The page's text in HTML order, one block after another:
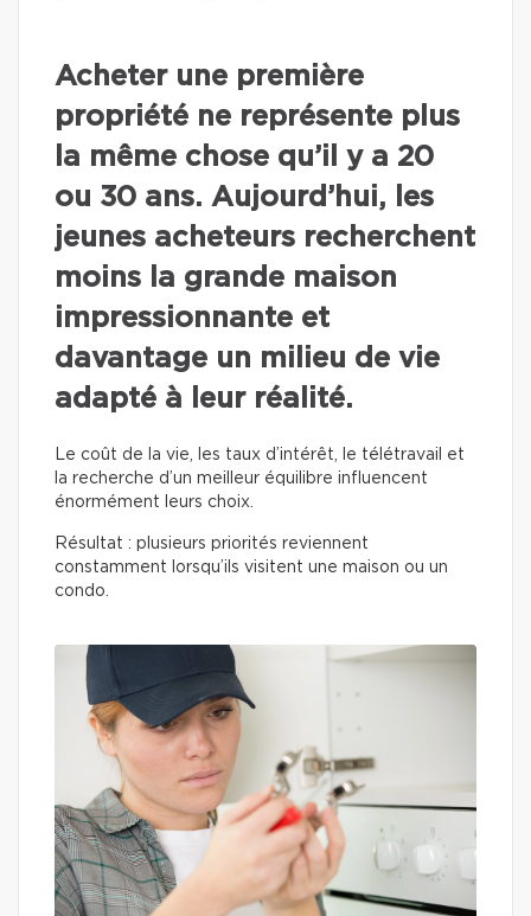
Acheter une première
propriété ne représente plus
la même chose qu’il y a 20
ou 30 ans. Aujourd’hui, les
jeunes acheteurs recherchent
moins la grande maison
impressionnante et
davantage un milieu de vie
adapté à leur réalité.
Le coût de la vie, les taux d’intérêt, le télétravail et
la recherche d’un meilleur équilibre influencent
énormément leurs choix.
Résultat : plusieurs priorités reviennent
constamment lorsqu’ils visitent une maison ou un
condo.